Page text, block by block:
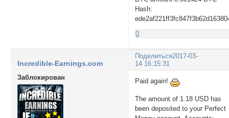
Hash:
0
Поделиться2017-03-
14 16:15:31
Incredible-Earnings.com
Заблокирован
Paid again!
The amount of 1.18 USD has
been deposited to your Perfect